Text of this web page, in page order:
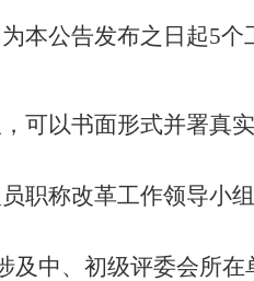
本公告发布之日起5个
可以书面形式并署真
职称改革工作领导小
中、初级评委会所